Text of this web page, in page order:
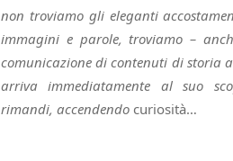
non troviamo gli eleganti
immagini e parole, troviamo –
comunicazione di contenuti di storia
arriva immediatamente al suo
rimandi, accendendo curiosità…